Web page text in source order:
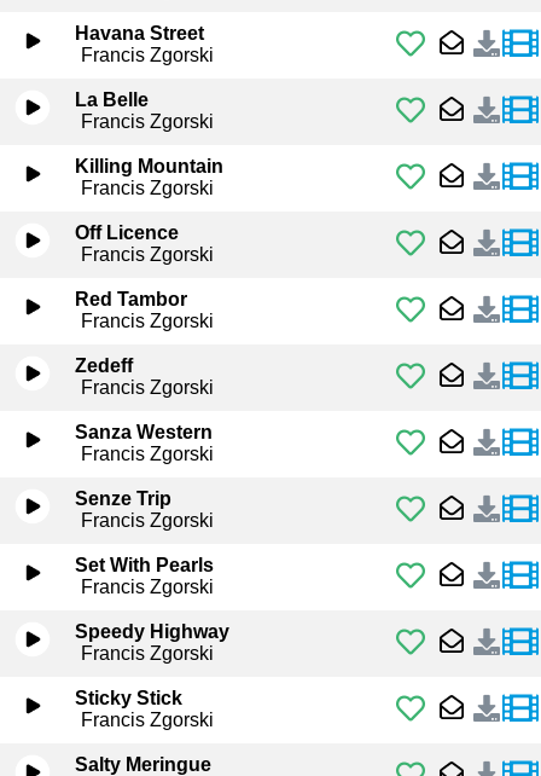
Havana Street
Francis Zgorski
La Belle
Francis Zgorski
Killing Mountain
Francis Zgorski
Off Licence
Francis Zgorski
Red Tambor
Francis Zgorski
Zedeff
Francis Zgorski
Sanza Western
Francis Zgorski
Senze Trip
Francis Zgorski
Set With Pearls
Francis Zgorski
Speedy Highway
Francis Zgorski
Sticky Stick
Francis Zgorski
Salty Meringue